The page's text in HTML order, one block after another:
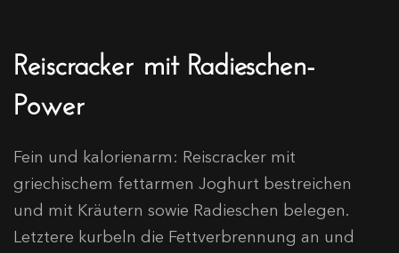
Reiscracker mit Radieschen-
Power
Fein und kalorienarm: Reiscracker mit
griechischem fettarmen Joghurt bestreichen
und mit Kräutern sowie Radieschen belegen.
Letztere kurbeln die Fettverbrennung an und